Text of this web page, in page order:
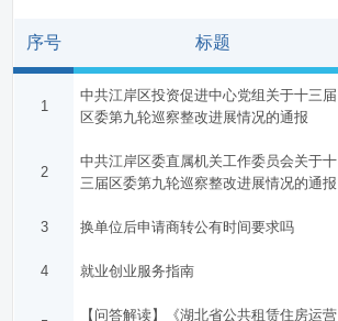
序号 标题
1
中共江岸区投资促进中心党组关于十三届
区委第九轮巡察整改进展情况的通报
2
中共江岸区委直属机关工作委员会关于十
三届区委第九轮巡察整改进展情况的通报
3 换单位后申请商转公有时间要求吗
4 就业创业服务指南
【问答解读】《湖北省公共租赁住房运营